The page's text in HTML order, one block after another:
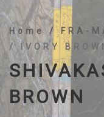
Home / FRA-
/ IVORY
BROWN